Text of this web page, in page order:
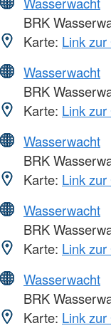
BRK
Karte: Link
Wasserwacht
BRK
Karte: Link
Wasserwacht
BRK
Karte: Link
Wasserwacht
BRK
Karte: Link
Wasserwacht
BRK
Karte: Link